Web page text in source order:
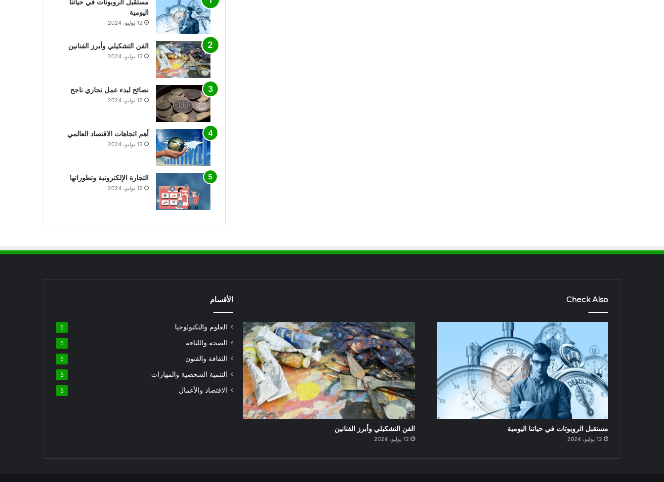
مستقبل الروبوتات في حياتنا
اليومية
12 يوليو، 2024
الفن التشكيلي وأبرز الفنانين
12 يوليو، 2024
نصائح لبدء عمل تجاري ناجح
12 يوليو، 2024
أهم اتجاهات الاقتصاد العالمي
12 يوليو، 2024
التجارة الإلكترونية وتطوراتها
12 يوليو، 2024
Check Also
مستقبل الروبوتات في حياتنا اليومية
12 يوليو، 2024
الفن التشكيلي وأبرز الفنانين
12 يوليو، 2024
الأقسام
العلوم والتكنولوجيا 5
الصحة واللياقة 5
الثقافة والفنون 5
التنمية الشخصية والمهارات 5
الاقتصاد والأعمال 5